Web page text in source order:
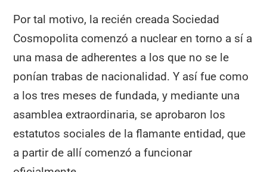
Por tal motivo, la recién creada Sociedad
Cosmopolita comenzó a nuclear en torno a sí a
una masa de adherentes a los que no se le
ponían trabas de nacionalidad. Y así fue como
a los tres meses de fundada, y mediante una
asamblea extraordinaria, se aprobaron los
estatutos sociales de la flamante entidad, que
a partir de allí comenzó a funcionar